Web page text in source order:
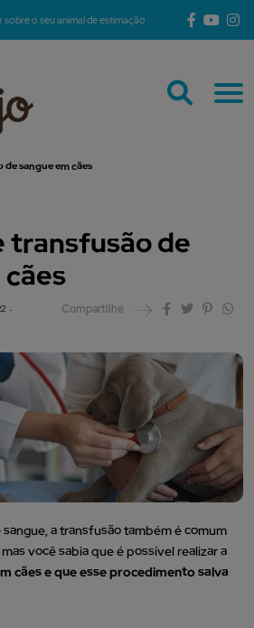
o seu animal de estimação
sangue em cães
transfusão de
Compartilhe
a transfusão também é comum
você sabia que é possível realizar a
cães e que esse procedimento salva